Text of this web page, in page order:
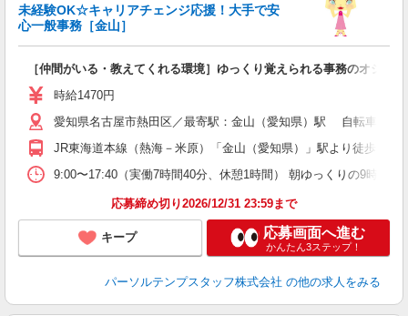
未経験OK☆キャリアチェンジ応援！大手で安
心一般事務［金山］
［仲間がいる・教えてくれる環境］ゆっくり覚えられる事務のオシゴト
時給1470円
愛知県名古屋市熱田区／最寄駅：金山（愛知県）駅 自転車通勤
JR東海道本線（熱海－米原）「金山（愛知県）」駅より徒歩10
9:00〜17:40（実働7時間40分、休憩1時間） 朝ゆっくりの9時ス
応募締め切り2026/12/31 23:59まで
キープ 応募画面へ進む
かんたん3ステップ！
パーソルテンプスタッフ株式会社 の他の求人をみる